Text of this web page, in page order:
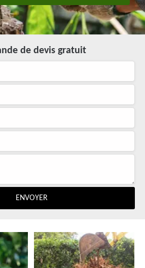
de devis gratuit